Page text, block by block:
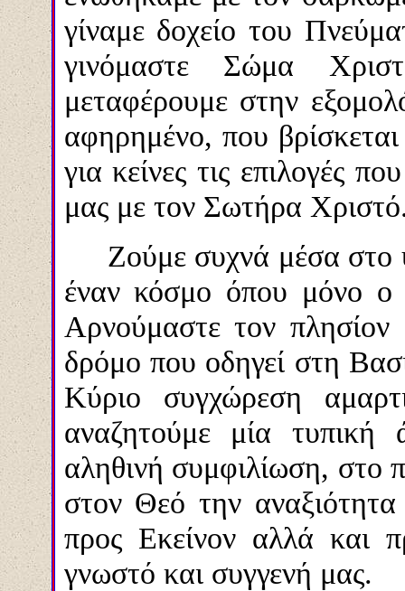
γίναμε δοχείο του
γινόμαστε Σώμα
μεταφέρουμε στην
αφηρημένο, που
για κείνες τις επιλογές
μας με τον Σωτήρα
Ζούμε συχνά μέσα
έναν κόσμο όπου μόνο ο
Αρνούμαστε τον πλησίον
δρόμο που οδηγεί στη
Κύριο συγχώρεση
αναζητούμε μία
αληθινή συμφιλίωση, στο
στον Θεό την
προς Εκείνον αλλά και
γνωστό και συγγενή μας.